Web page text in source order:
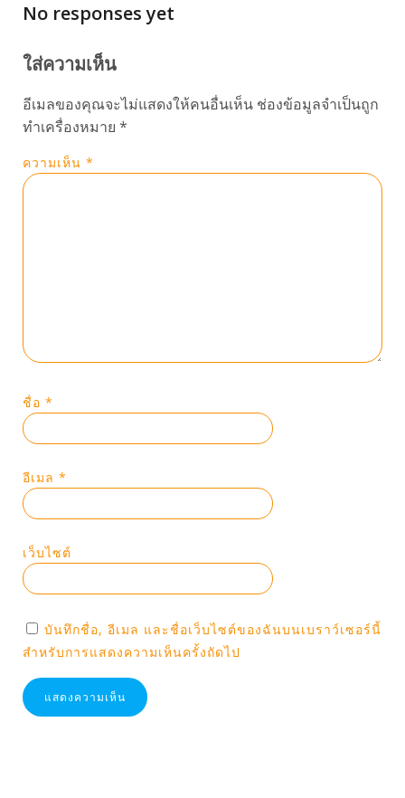
No responses yet
ใส่ความเห็น
อีเมลของคุณจะไม่แสดงให้คนอื่นเห็น ช่องข้อมูลจำเป็นถูก
ทำเครื่องหมาย *
ความเห็น *
ชื่อ *
อีเมล *
เว็บไซต์
บันทึกชื่อ, อีเมล และชื่อเว็บไซต์ของฉันบนเบราว์เซอร์นี้
สำหรับการแสดงความเห็นครั้งถัดไป